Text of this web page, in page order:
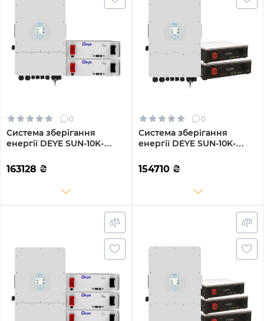
0
Система зберігання
енергії DEYE SUN-10K-
2DE10.24K-LFP 10000W
10.24kh 2BAT LiFePO4 6000
163128 ₴
0
Система зберігання
енергії DEYE SUN-10K-
2DY10.24K-LFP-W 10000W
10.24kh 2BAT LiFePO4 6000
154710 ₴